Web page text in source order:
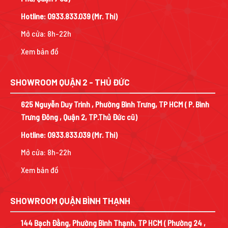
Hotline: 0933.833.039(Mr. Thi)
Mở cửa: 8h-22h
Xem bản đồ
SHOWROOM QUẬN 2 - THỦ ĐỨC
625 Nguyễn Duy Trinh , Phường Bình Trưng, TP HCM ( P. Bình
Trưng Đông , Quận 2, TP.Thủ Đức cũ)
Hotline: 0933.833.039(Mr. Thi)
Mở cửa: 8h-22h
Xem bản đồ
SHOWROOM QUẬN BÌNH THẠNH
144 Bạch Đằng, Phường Bình Thạnh, TP HCM ( Phường 24 ,